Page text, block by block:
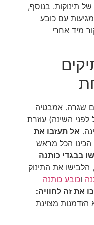
תינוקות. בנוסף,
עם כובע
מיד אחרי
שגרה. אמבטיה
השינה) עוזרת
אל תעזבו את
הכינו הכל מראש
בבגדי כותנה
את התינוק
וכובע כותנה
את זה לחוויה:
מצוינת